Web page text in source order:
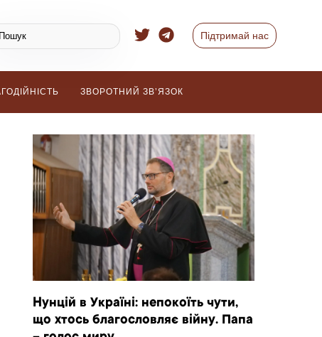
Підтримай нас
ЗВОРОТНИЙ ЗВ’ЯЗОК
Нунцій в Україні: непокоїть чути,
що хтось благословляє війну. Папа